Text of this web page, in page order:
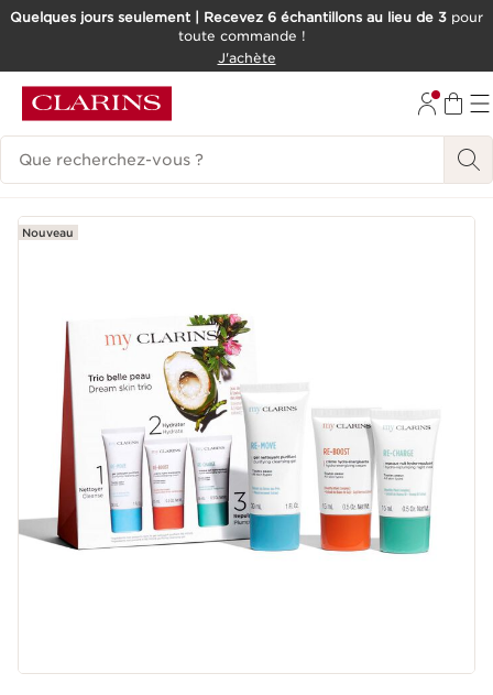
ALLER AU CONTENU
Quelques jours seulement | Recevez 6 échantillons au lieu de 3 pour
toute commande !
J'achète
Historique des recherches
Nouveau